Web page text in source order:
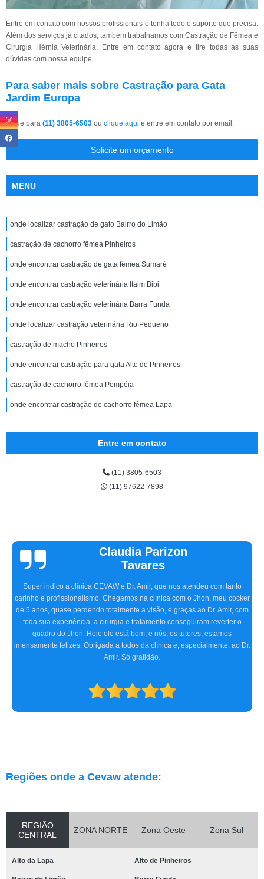
Entre em contato com nossos profissionais e tenha todo o suporte que precisa.
Além dos serviços já citados, também trabalhamos com Castração de Fêmea e
Cirurgia Hérnia Veterinária. Entre em contato agora e tire todas as suas
dúvidas com nossa equipe.
Para saber mais sobre Castração para Gata
Jardim Europa
Ligue para (11) 3805-6503 ou clique aqui e entre em contato por email.
Solicite um orçamento
MENU
onde localizar castração de gato Bairro do Limão
castração de cachorro fêmea Pinheiros
onde encontrar castração de gata fêmea Sumaré
onde encontrar castração veterinária Itaim Bibi
onde encontrar castração veterinária Barra Funda
onde localizar castração veterinária Rio Pequeno
castração de macho Pinheiros
onde encontrar castração para gata Alto de Pinheiros
castração de cachorro fêmea Pompéia
onde encontrar castração de cachorro fêmea Lapa
Entre em contato
(11) 3805-6503
(11) 97622-7898
Vinicius
Sallinas
preocupados porque frequentemente nosso pet, o Ozzy, ficava com o olho
irritado, às vezes quase fechado. O Doutor Amir, na primeira consulta,
detectou o problema, receitou os remédios necessários, e realizamos dois
procedimentos cirúrgicos com excelência. O atendimento e
acompanhamento foram ótimos desde a primeira consulta até o pós-
operatório. Indicamos a clínica para consultas oftalmológicas e qualquer
especialidade que atendam.
Regiões onde a Cevaw atende:
REGIÃO
CENTRAL
ZONA NORTE Zona Oeste Zona Sul
Alto da Lapa Alto de Pinheiros